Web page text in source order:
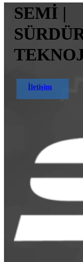
SEMİ |
İletişim